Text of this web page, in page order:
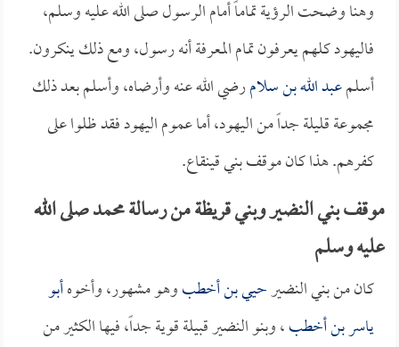
وهنا وضحت الرؤية تماماً أمام الرسول صلى الله عليه وسلم،
فاليهود كلهم يعرفون تمام المعرفة أنه رسول، ومع ذلك ينكرون.
أسلمعبد الله بن سلامرضي الله عنه وأرضاه، وأسلم بعد ذلك
مجموعة قليلة جداً من اليهود، أما عموم اليهود فقد ظلوا على
كفرهم. هذا كان موقف بني قينقاع.
موقف بني النضير وبني قريظة من رسالة محمد صلى الله
عليه وسلم
كان من بني النضيرحيي بن أخطبوهو مشهور، وأخوهأبو
ياسر بن أخطب، وبنو النضير قبيلة قوية جداً، فيها الكثير من